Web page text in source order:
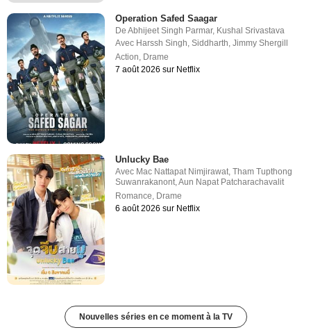
Operation Safed Saagar
DeAbhijeet Singh Parmar, Kushal Srivastava
Avec Harssh Singh ,Siddharth ,Jimmy Shergill
Action Drame
7 août 2026 sur Netflix
Unlucky Bae
Avec Mac Nattapat Nimjirawat,Tham Tupthong
Suwanrakanont,Aun Napat Patcharachavalit
Romance, Drame
6 août 2026 sur Netflix
Nouvelles séries en ce moment à la TV